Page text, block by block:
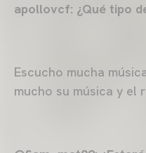
apollovcf: ¿Qué tipo
Escucho mucha
mucho su música y el